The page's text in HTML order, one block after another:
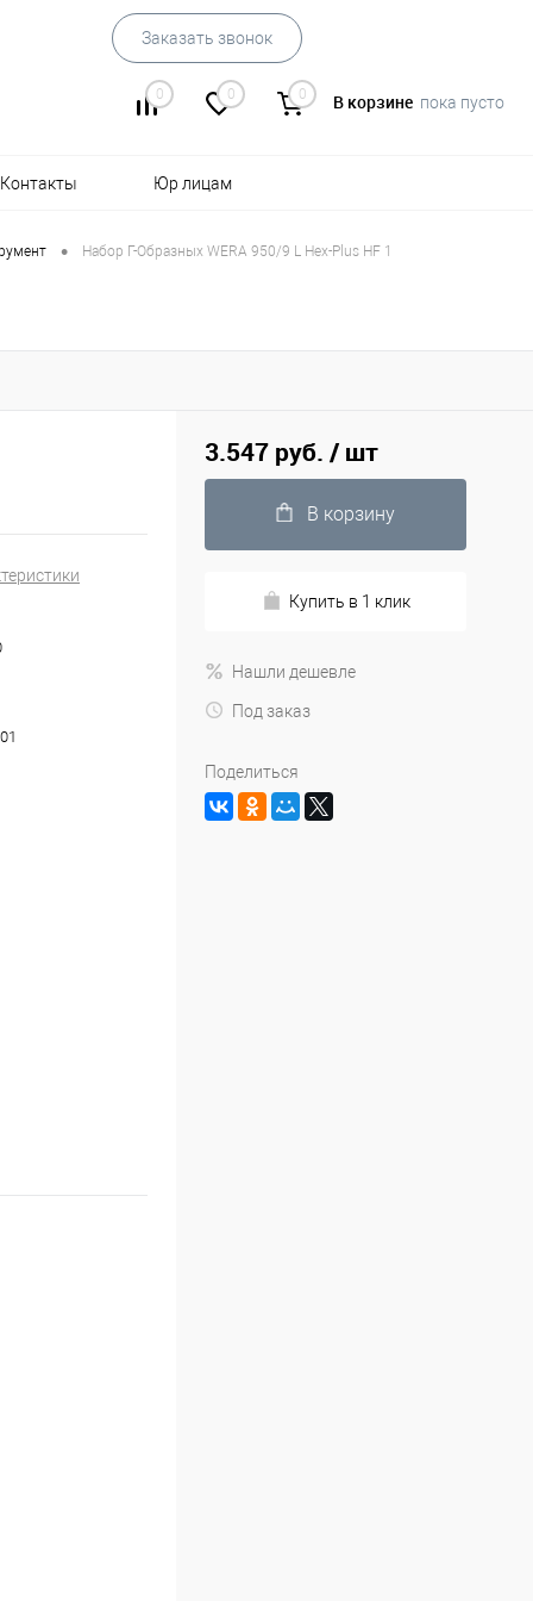
Заказать звонок
0 0 0 В корзине пока пусто
Контакты Юр лицам
• Набор Г-Образных WERA 950/9 L Hex-Plus HF 1
3.547 руб. / шт
В корзину
Купить в 1 клик
Нашли дешевле
Под заказ
Поделиться